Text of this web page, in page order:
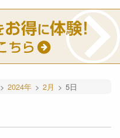
> 2024年 > 2月 > 5日